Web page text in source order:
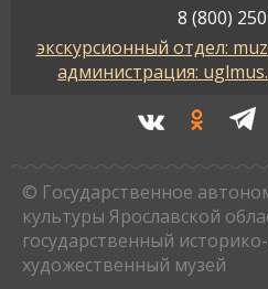
8 (800)
экскурсионный отдел:
администрация:
© Государственное
культуры Ярославской
государственный
художественный музей